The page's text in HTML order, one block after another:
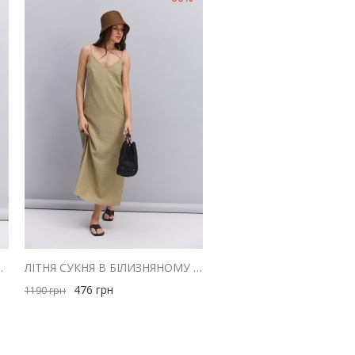
НА ГРУДЯХ ЛІТНЯ СУКНЯ В БІЛИЗНЯНОМУ СТИЛІ ОЛИВКОВА З ТРЬОМА БРЕТЕЛЯМИ
1190грн 476 грн